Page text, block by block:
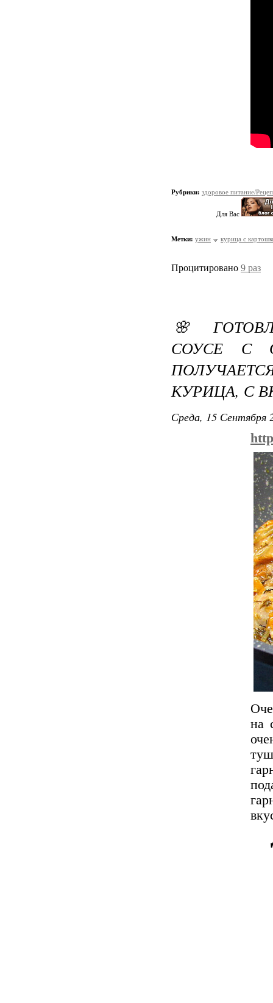
Рубрики: здоровое питание/
Для Вас
Метки: ужин курица с
Процитировано 9 раз
🌸
СОУСЕ С
КУРИЦА, С
Среда, 15 Сентября
на